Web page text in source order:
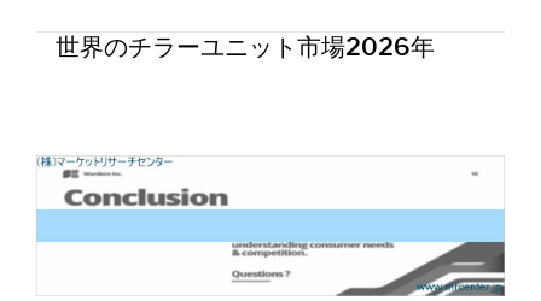
世界のチラーユニット市場2026年